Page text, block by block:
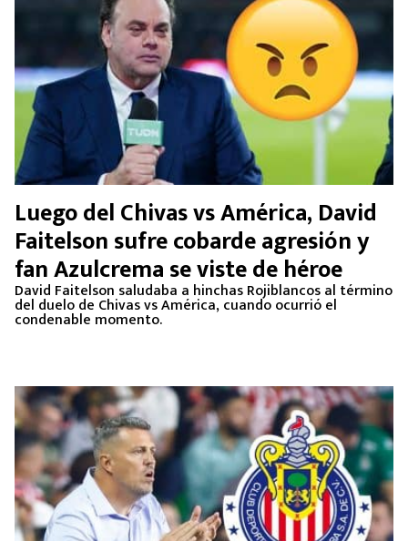
Luego del Chivas vs América, David
Faitelson sufre cobarde agresión y
fan Azulcrema se viste de héroe
David Faitelson saludaba a hinchas Rojiblancos al término
del duelo de Chivas vs América, cuando ocurrió el
condenable momento.